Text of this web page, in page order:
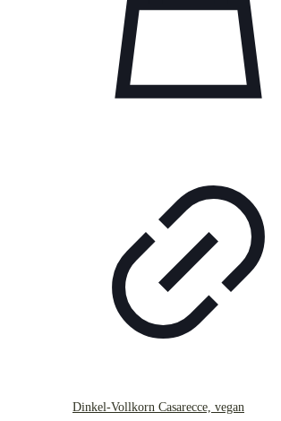
Dinkel-Vollkorn Casarecce, vegan